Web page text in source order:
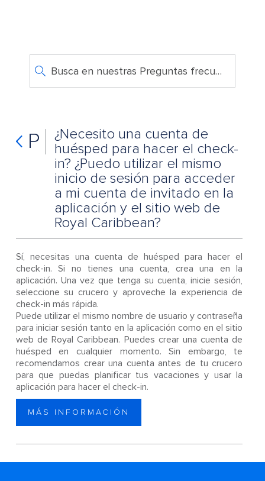
Busca en nuestras Preguntas frecuentes
P
¿Necesito una cuenta de
huésped para hacer el check-
in? ¿Puedo utilizar el mismo
inicio de sesión para acceder
a mi cuenta de invitado en la
aplicación y el sitio web de
Royal Caribbean?
Sí, necesitas una cuenta de huésped para hacer el
check-in. Si no tienes una cuenta, crea una en la
aplicación. Una vez que tenga su cuenta, inicie sesión,
seleccione su crucero y aproveche la experiencia de
check-in más rápida.
Puede utilizar el mismo nombre de usuario y contraseña
para iniciar sesión tanto en la aplicación como en el sitio
web de Royal Caribbean. Puedes crear una cuenta de
huésped en cualquier momento. Sin embargo, te
recomendamos crear una cuenta antes de tu crucero
para que puedas planificar tus vacaciones y usar la
aplicación para hacer el check-in.
MÁS INFORMACIÓN